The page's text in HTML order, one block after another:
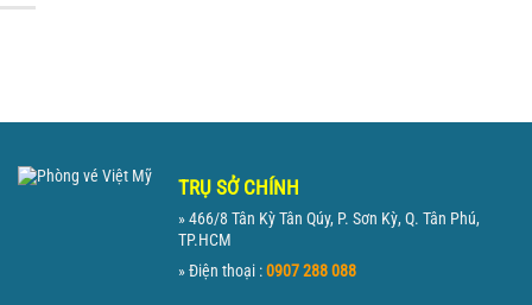
TRỤ SỞ CHÍNH
» 466/8 Tân Kỳ Tân Qúy, P. Sơn Kỳ, Q. Tân Phú,
TP.HCM
» Điện thoại :0907 288 088